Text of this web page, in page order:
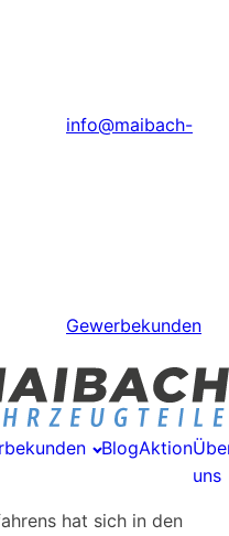
info@maibach-
Gewerbekunden
BlogAktion
uns
hat sich in den